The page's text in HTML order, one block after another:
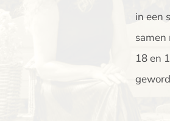
in een
samen
18 en